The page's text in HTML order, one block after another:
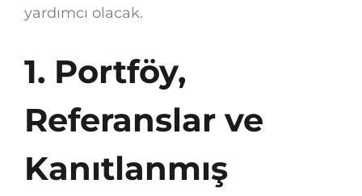
yardımcı olacak.
1. Portföy,
Referanslar ve
Kanıtlanmış